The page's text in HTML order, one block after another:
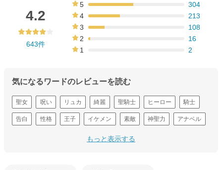
4.2
643件
5
304
4
213
3
108
2
16
1
2
気になるワードのレビューを読む
聖女 呪い リュカ 綺麗 聖騎士 ヒーロー 騎士
告白 性格 王子 イケメン 素敵 神聖力 アナベル
もっと表示する